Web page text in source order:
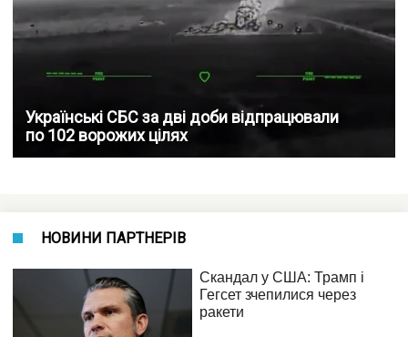
Українські СБС за дві доби відпрацювали
по 102 ворожих цілях
НОВИНИ ПАРТНЕРІВ